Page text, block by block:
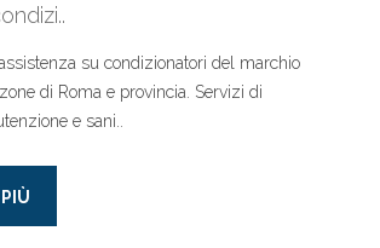
su condizionatori del marchio
di Roma e provincia. Servizi di
e sani..